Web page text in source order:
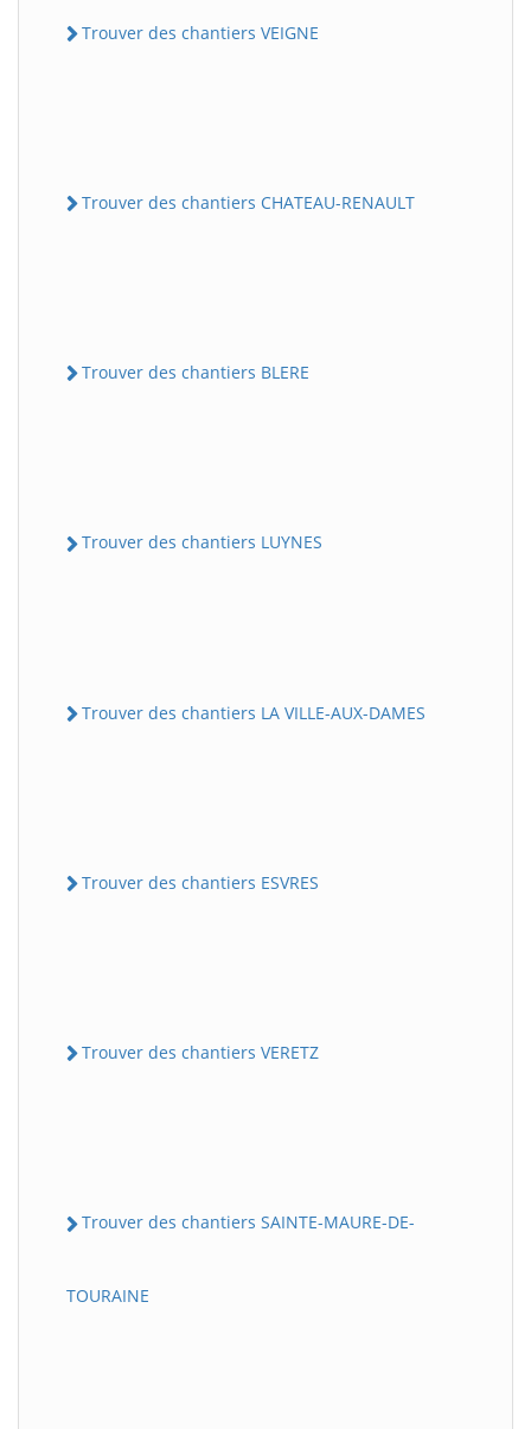
Trouver des chantiers VEIGNE
Trouver des chantiers CHATEAU-RENAULT
Trouver des chantiers BLERE
Trouver des chantiers LUYNES
Trouver des chantiers LA VILLE-AUX-DAMES
Trouver des chantiers ESVRES
Trouver des chantiers VERETZ
Trouver des chantiers SAINTE-MAURE-DE-
TOURAINE